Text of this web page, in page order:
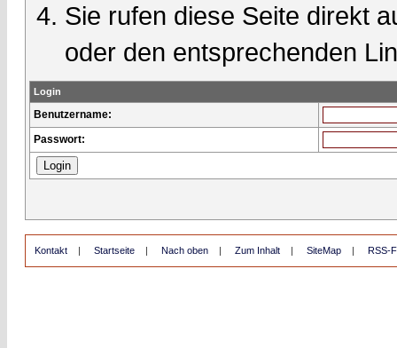
Sie rufen diese Seite direkt
oder den entsprechenden
Login
Benutzername:
Passwort:
Kontakt | Startseite | Nach oben | Zum Inhalt | SiteMap | RSS-